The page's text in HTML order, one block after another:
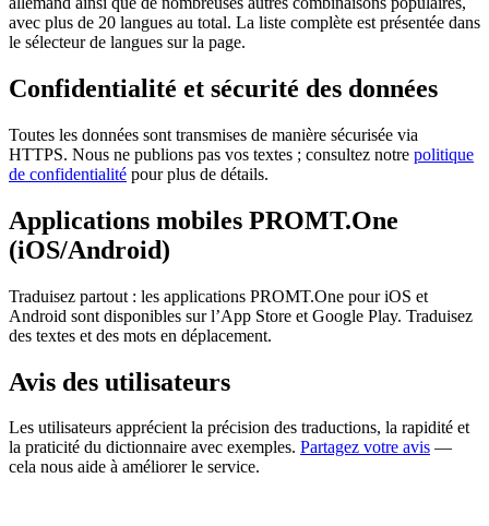
avec plus de 20 langues au total. La liste complète est présentée dans
le sélecteur de langues sur la page.
Confidentialité et sécurité des données
Toutes les données sont transmises de manière sécurisée via
HTTPS. Nous ne publions pas vos textes ; consultez notre politique
de confidentialité pour plus de détails.
Applications mobiles PROMT.One
(iOS/Android)
Traduisez partout : les applications PROMT.One pour iOS et
Android sont disponibles sur l’App Store et Google Play. Traduisez
des textes et des mots en déplacement.
Avis des utilisateurs
Les utilisateurs apprécient la précision des traductions, la rapidité et
la praticité du dictionnaire avec exemples. Partagez votre avis —
cela nous aide à améliorer le service.